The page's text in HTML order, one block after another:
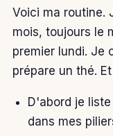
Voici ma routine.
mois, toujours le
premier lundi. Je
prépare un thé.
D'abord je
dans mes